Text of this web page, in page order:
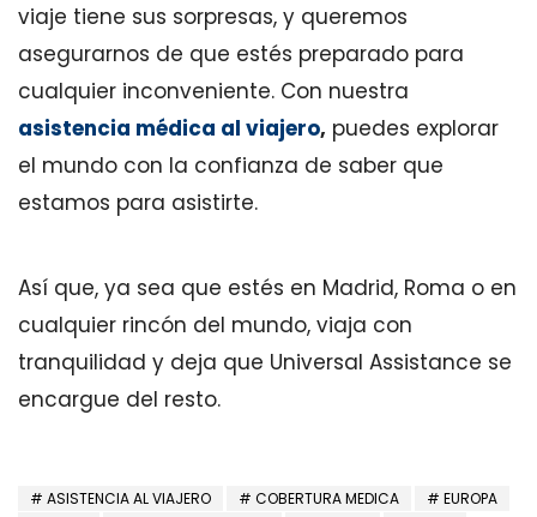
viaje tiene sus sorpresas, y queremos
asegurarnos de que estés preparado para
cualquier inconveniente. Con nuestra
asistencia médica al viajero, puedes explorar
el mundo con la confianza de saber que
estamos para asistirte.
Así que, ya sea que estés en Madrid, Roma o en
cualquier rincón del mundo, viaja con
tranquilidad y deja que Universal Assistance se
encargue del resto.
ASISTENCIA AL VIAJERO COBERTURA MEDICA
EUROPA